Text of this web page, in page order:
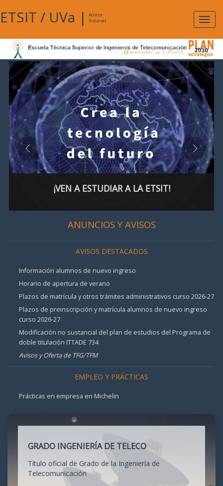
ETSIT / UVa |
Acceso
Intranet
¡VEN A ESTUDIAR A LA ETSIT!
ANUNCIOS Y AVISOS
AVISOS DESTACADOS
Información alumnos de nuevo ingreso
Horario de apertura de verano
Plazos de matrícula y otros trámites administrativos curso 2026-27
Plazos de preinscripción y matrícula alumnos de nuevo ingreso
curso 2026-27
Modificación no sustancial del plan de estudios del Programa de
doble titulación ITTADE 734
Avisos y Oferta de TFG/TFM
EMPLEO Y PRÁCTICAS
Prácticas en empresa en Michelin
GRADO INGENIERÍA DE TELECO
Título oficial de Grado de la Ingeniería de
Telecomunicación